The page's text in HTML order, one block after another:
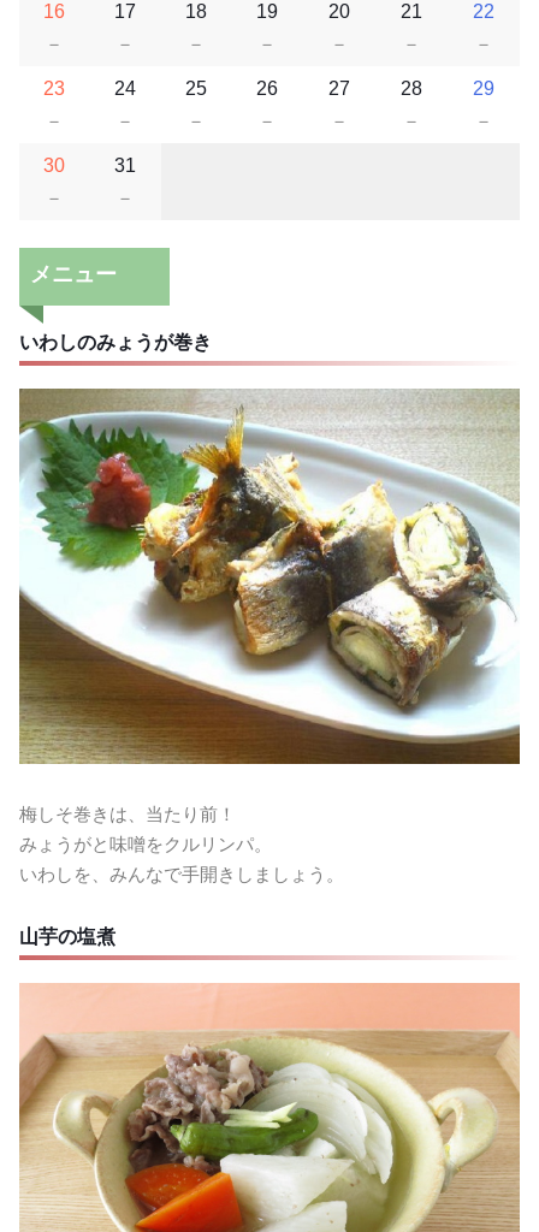
16
－
17
－
18
－
19
－
20
－
21
－
22
－
23
－
24
－
25
－
26
－
27
－
28
－
29
－
30
－
31
－
メニュー
いわしのみょうが巻き
梅しそ巻きは、当たり前！
みょうがと味噌をクルリンパ。
いわしを、みんなで手開きしましょう。
山芋の塩煮